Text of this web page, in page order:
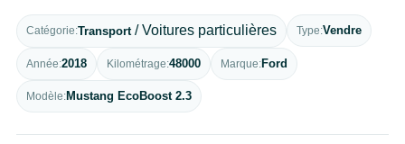
Catégorie Transport / Voitures particulières Type Vendre
Année 2018 Kilométrage 48000 Marque Ford
Modèle Mustang EcoBoost 2.3